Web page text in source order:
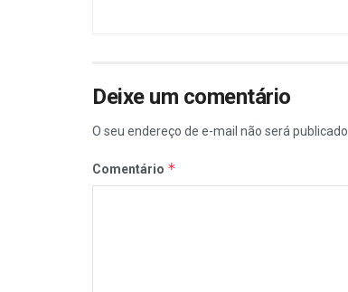
Deixe um comentário
O seu endereço de e-mail não será publicado.
Comentário *